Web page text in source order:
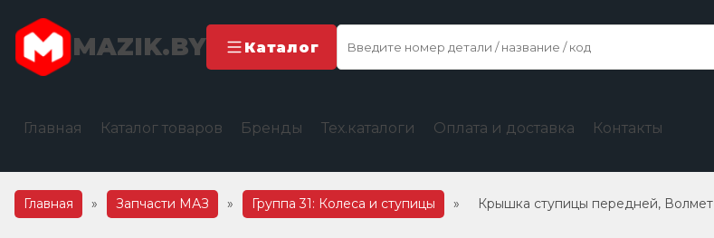
MAZIK.BY Каталог
Главная Каталог товаров Бренды Тех.каталоги Оплата и доставка Контакты
Главная » Запчасти МАЗ » Группа 31: Колеса и ступицы » Крышка ступицы передней, Волмет